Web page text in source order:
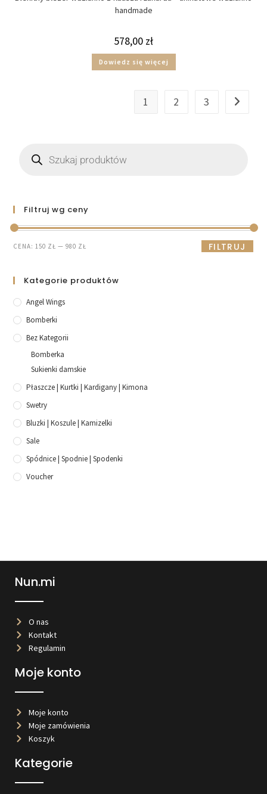
handmade
578,00 zł
Dowiedz się więcej
1 2 3
Filtruj wg ceny
FILTRUJ
CENA: 150 ZŁ —980 ZŁ
Kategorie produktów
Angel Wings
Bomberki
Bez Kategorii
Bomberka
Sukienki damskie
Płaszcze | Kurtki | Kardigany | Kimona
Swetry
Bluzki | Koszule | Kamizelki
Sale
Spódnice | Spodnie | Spodenki
Voucher
Nun.mi
O nas
Kontakt
Regulamin
Moje konto
Moje konto
Moje zamówienia
Koszyk
Kategorie